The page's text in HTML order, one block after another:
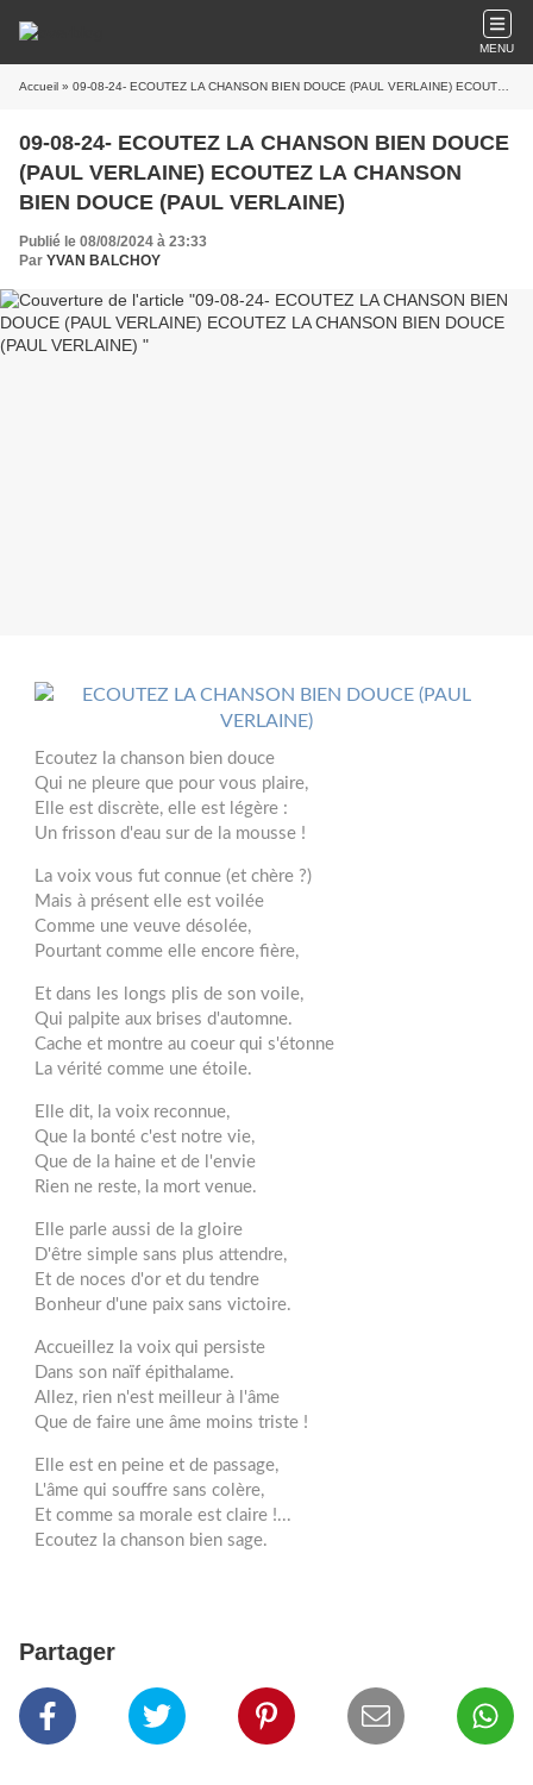
MENU
Accueil » 09-08-24- ECOUTEZ LA CHANSON BIEN DOUCE (PAUL VERLAINE) ECOUTEZ LA CHANSON BIEN DOUCE (PAUL VERLAINE)
09-08-24- ECOUTEZ LA CHANSON BIEN DOUCE
(PAUL VERLAINE) ECOUTEZ LA CHANSON
BIEN DOUCE (PAUL VERLAINE)
Publié le 08/08/2024 à 23:33
Par YVAN BALCHOY
Ecoutez la chanson bien douce
Qui ne pleure que pour vous plaire,
Elle est discrète, elle est légère :
Un frisson d'eau sur de la mousse !
La voix vous fut connue (et chère ?)
Mais à présent elle est voilée
Comme une veuve désolée,
Pourtant comme elle encore fière,
Et dans les longs plis de son voile,
Qui palpite aux brises d'automne.
Cache et montre au coeur qui s'étonne
La vérité comme une étoile.
Elle dit, la voix reconnue,
Que la bonté c'est notre vie,
Que de la haine et de l'envie
Rien ne reste, la mort venue.
Elle parle aussi de la gloire
D'être simple sans plus attendre,
Et de noces d'or et du tendre
Bonheur d'une paix sans victoire.
Accueillez la voix qui persiste
Dans son naïf épithalame.
Allez, rien n'est meilleur à l'âme
Que de faire une âme moins triste !
Elle est en peine et de passage,
L'âme qui souffre sans colère,
Et comme sa morale est claire !...
Ecoutez la chanson bien sage.
Partager